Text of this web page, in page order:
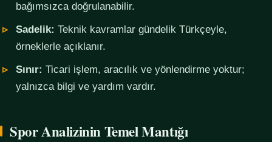
bağımsızca doğrulanabilir.
Sadelik: Teknik kavramlar gündelik Türkçeyle,
örneklerle açıklanır.
Sınır: Ticari işlem, aracılık ve yönlendirme yoktur;
yalnızca bilgi ve yardım vardır.
Spor Analizinin Temel Mantığı